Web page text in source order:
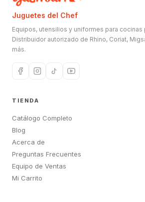
Juguetes del Chef
Equipos, utensilios y uniformes para
Distribuidor autorizado de Rhino, Coriat,
más.
TIENDA
Catálogo Completo
Blog
Acerca de
Preguntas Frecuentes
Equipo de Ventas
Mi Carrito